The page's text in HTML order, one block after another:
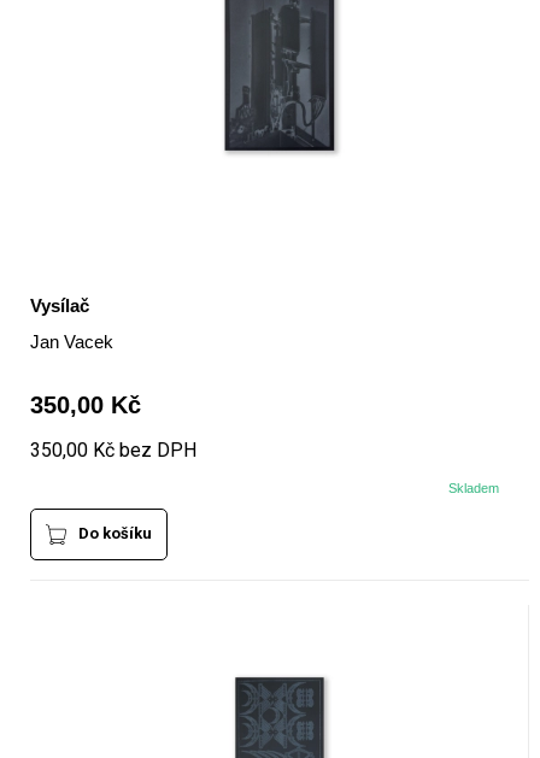
Vysílač
Jan Vacek
350,00 Kč
350,00 Kč bez DPH
Skladem
Do košíku